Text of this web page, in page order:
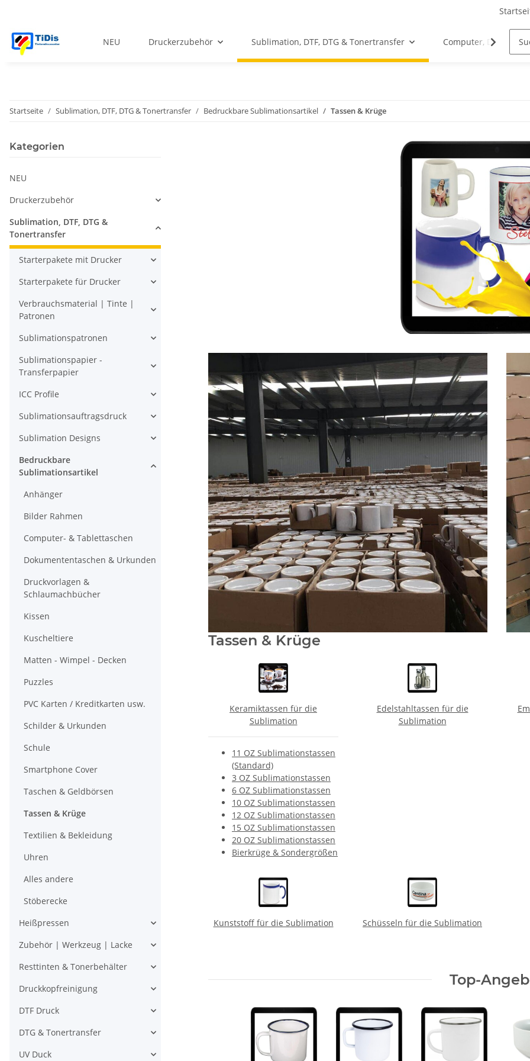
NEU Druckerzubehör Sublimation, DTF, DTG & Tonertransfer Computer, Drucker
Startseite Sublimation, DTF, DTG & Tonertransfer Bedruckbare Sublimationsartikel Tassen & Krüge
Tassen & Krüge
Keramiktassen für die
Sublimation
11 OZ Sublimationstassen
(Standard)
3 OZ Sublimationstassen
6 OZ Sublimationstassen
10 OZ Sublimationstassen
12 OZ Sublimationstassen
15 OZ Sublimationstassen
20 OZ Sublimationstassen
Bierkrüge & Sondergrößen
Edelstahltassen für die
Sublimation
Kunststoff für die Sublimation Schüsseln für die Sublimation
Top-
Kategorien
NEU
Druckerzubehör
Sublimation, DTF, DTG &
Tonertransfer
Starterpakete mit Drucker
Starterpakete für Drucker
Verbrauchsmaterial | Tinte |
Patronen
Sublimationspatronen
Sublimationspapier -
Transferpapier
ICC Profile
Sublimationsauftragsdruck
Sublimation Designs
Bedruckbare
Sublimationsartikel
Anhänger
Bilder Rahmen
Computer- & Tablettaschen
Dokumententaschen & Urkunden
Druckvorlagen &
Schlaumachbücher
Kissen
Kuscheltiere
Matten - Wimpel - Decken
Puzzles
PVC Karten / Kreditkarten usw.
Schilder & Urkunden
Schule
Smartphone Cover
Taschen & Geldbörsen
Tassen & Krüge
Textilien & Bekleidung
Uhren
Alles andere
Stöberecke
Heißpressen
Zubehör | Werkzeug | Lacke
Resttinten & Tonerbehälter
Druckkopfreinigung
DTF Druck
DTG & Tonertransfer
UV Duck